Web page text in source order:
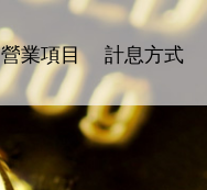
營業項目 計息方式